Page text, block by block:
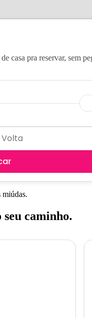
casa pra reservar, sem
miúdas.
seu caminho.